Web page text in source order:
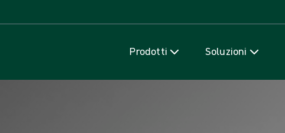
Prodotti Soluzioni